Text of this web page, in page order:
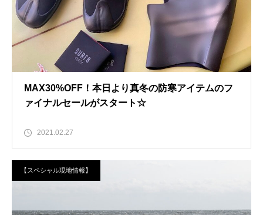
MAX30%OFF！本日より真冬の防寒アイテムのフ
ァイナルセールがスタート☆
2021.02.27
【スペシャル現地情報】